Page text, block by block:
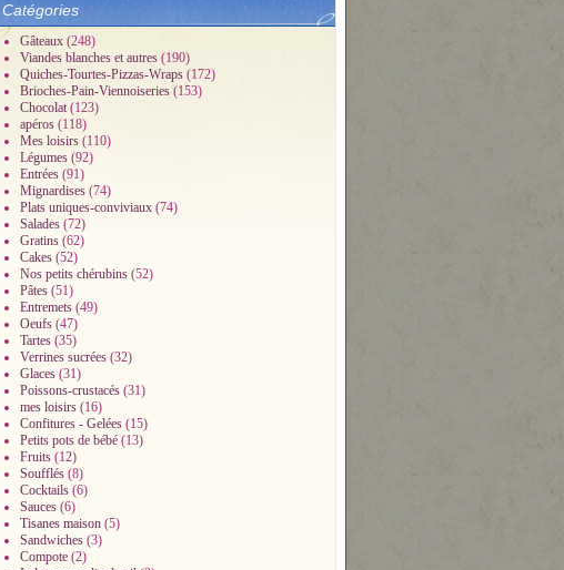
Catégories
Gâteaux (248)
Viandes blanches et autres (190)
Quiches-Tourtes-Pizzas-Wraps (172)
Brioches-Pain-Viennoiseries (153)
Chocolat (123)
apéros (118)
Mes loisirs (110)
Légumes (92)
Entrées (91)
Mignardises (74)
Plats uniques-conviviaux (74)
Salades (72)
Gratins (62)
Cakes (52)
Nos petits chérubins (52)
Pâtes (51)
Entremets (49)
Oeufs (47)
Tartes (35)
Verrines sucrées (32)
Glaces (31)
Poissons-crustacés (31)
mes loisirs (16)
Confitures - Gelées (15)
Petits pots de bébé (13)
Fruits (12)
Soufflés (8)
Cocktails (6)
Sauces (6)
Tisanes maison (5)
Sandwiches (3)
Compote (2)